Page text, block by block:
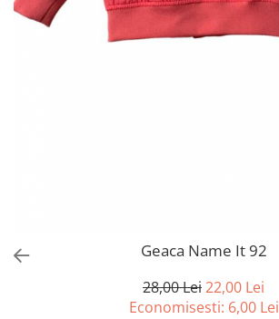
Hanorace
Lenjerii si pijamale
Sport
Tricouri si maiouri
Salopete
Geaca Name It 92
28,00 Lei22,00 Lei
Economisesti: 6,00 Lei